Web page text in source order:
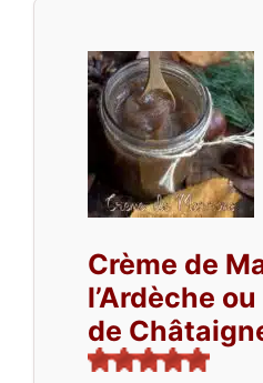
Crème de
l’Ardèche
de